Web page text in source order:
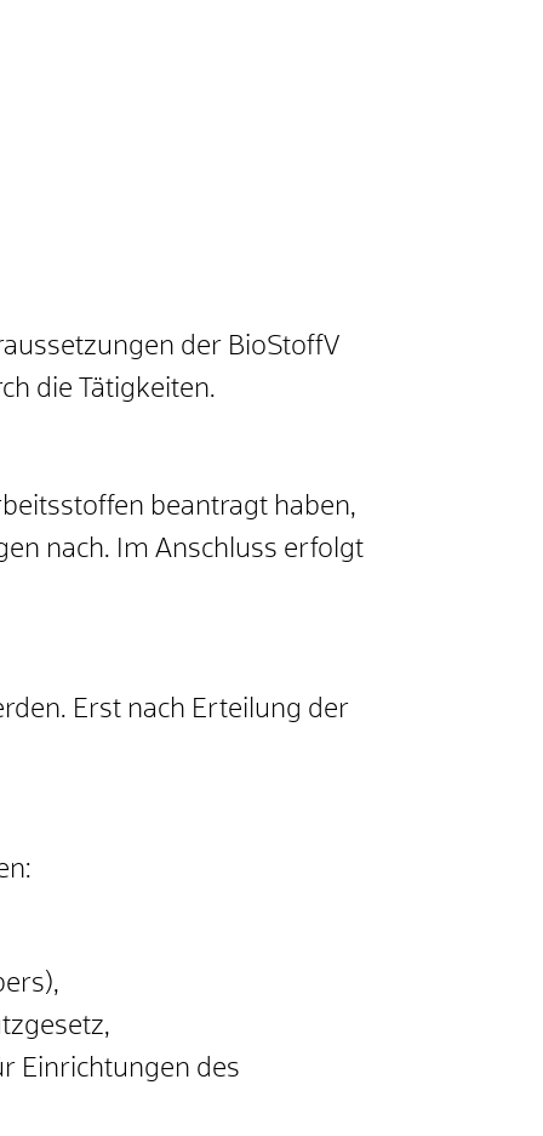
der BioStoffV
die Tätigkeiten.
beantragt haben,
nach. Im Anschluss erfolgt
Erst nach Erteilung der
Einrichtungen des